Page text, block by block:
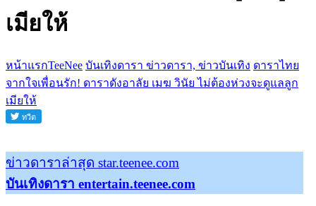
เมียให้
หน้าแรกTeeNee บันเทิงดารา ข่าวดารา, ข่าวบันเทิง ดาราไทย
จากใจเพื่อนรัก! ดาราดังอาลัย เมฆ วินัย ไม่ต้องห่วงจะดูแลลูก
เมียให้
ข่าวดาราล่าสุด star.teenee.com
บันเทิงดารา entertain.teenee.com